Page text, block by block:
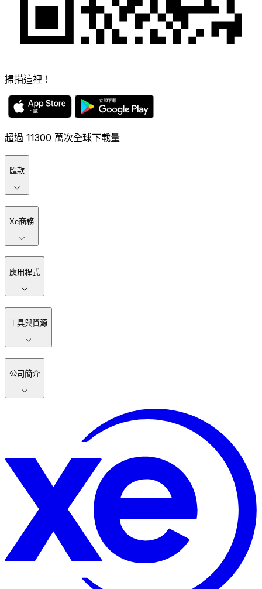
掃描這裡！
超過 11300 萬次全球下載量
匯款
Xe商務
應用程式
工具與資源
公司簡介